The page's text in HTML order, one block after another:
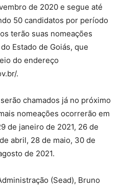
de 2020 e segue até
50 candidatos por período
terão suas nomeações
Estado de Goiás, que
do endereço
.
chamados já no próximo
nomeações ocorrerão em
de janeiro de 2021, 26 de
abril, 28 de maio, 30 de
de 2021.
(Sead), Bruno